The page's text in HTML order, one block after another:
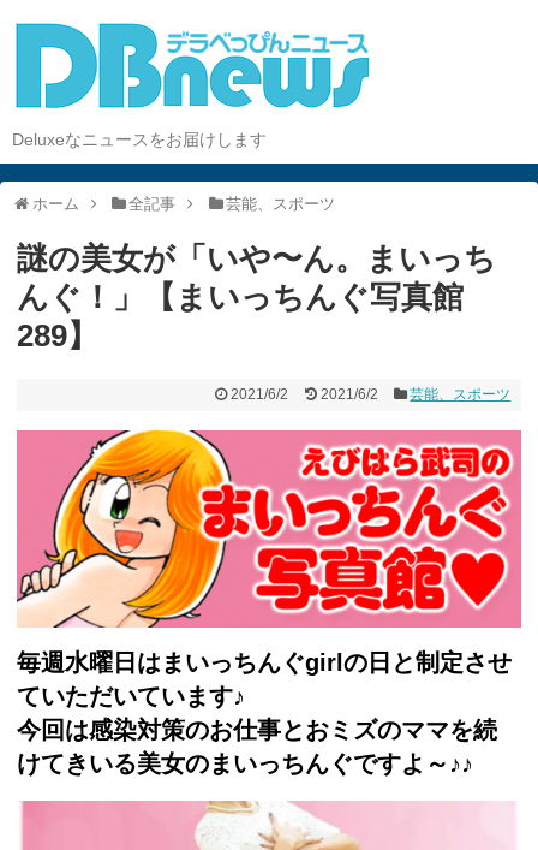
Deluxeなニュースをお届けします
ホーム 全記事 芸能、スポーツ
謎の美女が「いや〜ん。まいっち
んぐ！」【まいっちんぐ写真館
289】
2021/6/2 2021/6/2 芸能、スポーツ
毎週水曜日はまいっちんぐgirlの日と制定させ
ていただいています♪
今回は感染対策のお仕事とおミズのママを続
けてきいる美女のまいっちんぐですよ～♪♪